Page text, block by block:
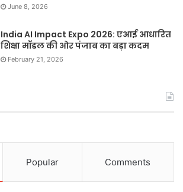
June 8, 2026
India AI Impact Expo 2026: एआई आधारित
शिक्षा मॉडल की ओर पंजाब का बड़ा कदम
February 21, 2026
Popular Comments